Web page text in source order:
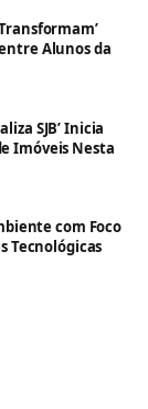
Alunos da
SJB’ Inicia
Imóveis Nesta
com Foco
Tecnológicas